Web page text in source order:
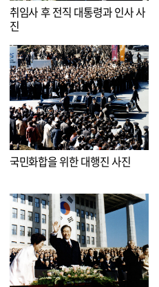
취임사 후 전직 대통령과 인사 사
진
국민화합을 위한 대행진 사진